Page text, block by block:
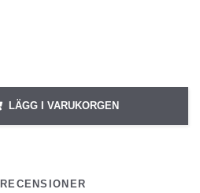
LÄGG I VARUKORGEN
RECENSIONER